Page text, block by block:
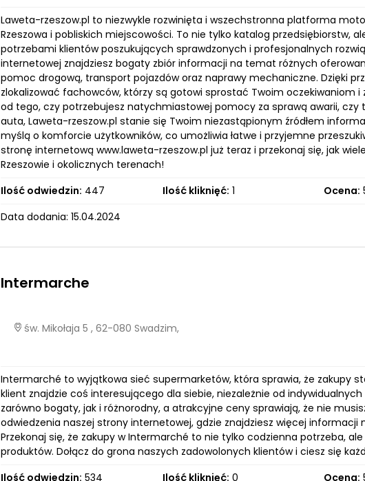
Laweta-rzeszow.pl to niezwykle rozwinięta i wszechstronna platforma
Rzeszowa i pobliskich miejscowości. To nie tylko katalog przedsiębiorstw,
potrzebami klientów poszukujących sprawdzonych i profesjonalnych
internetowej znajdziesz bogaty zbiór informacji na temat różnych
pomoc drogową, transport pojazdów oraz naprawy mechaniczne. Dzięki
zlokalizować fachowców, którzy są gotowi sprostać Twoim oczekiwaniom
od tego, czy potrzebujesz natychmiastowej pomocy za sprawą awarii,
auta, Laweta-rzeszow.pl stanie się Twoim niezastąpionym źródłem
myślą o komforcie użytkowników, co umożliwia łatwe i przyjemne
stronę internetową www.laweta-rzeszow.pl już teraz i przekonaj się, jak
Rzeszowie i okolicznych terenach!
Ilość odwiedzin: 447 Ilość kliknięć: 1 Ocena:
Data dodania: 15.04.2024
Intermarche
św. Mikołaja 5 , 62-080 Swadzim,
Intermarché to wyjątkowa sieć supermarketów, która sprawia, że zakupy
klient znajdzie coś interesującego dla siebie, niezależnie od
zarówno bogaty, jak i różnorodny, a atrakcyjne ceny sprawiają, że nie
odwiedzenia naszej strony internetowej, gdzie znajdziesz więcej
Przekonaj się, że zakupy w Intermarché to nie tylko codzienna potrzeba,
produktów. Dołącz do grona naszych zadowolonych klientów i ciesz się
Ilość odwiedzin: 534 Ilość kliknięć: 0 Ocena: